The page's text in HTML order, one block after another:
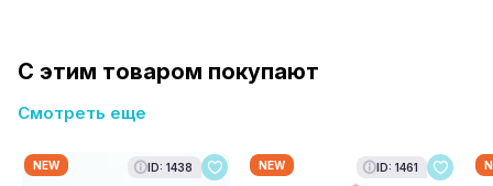
С этим товаром покупают
Смотреть еще
NEW ID: 1438 NEW ID: 1461